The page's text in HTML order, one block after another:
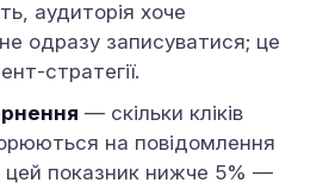
аудиторія хоче
одразу записуватися; це
стратегії.
— скільки кліків
на повідомлення
цей показник нижче 5% —